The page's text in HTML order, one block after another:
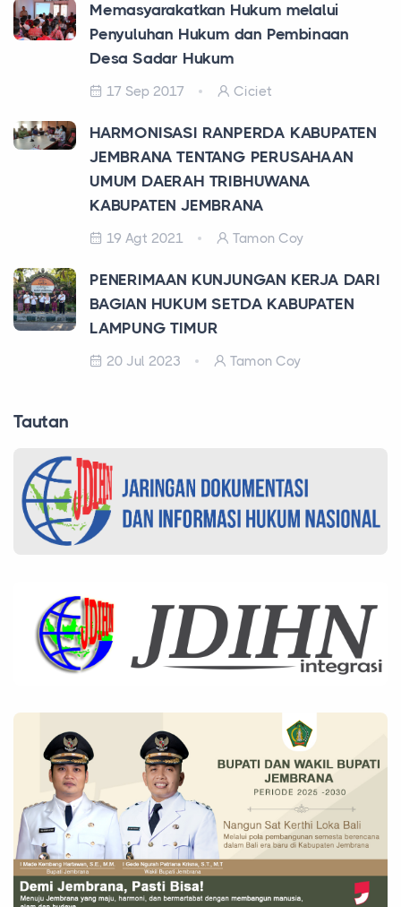
Memasyarakatkan Hukum melalui
Penyuluhan Hukum dan Pembinaan
Desa Sadar Hukum
17 Sep 2017 Ciciet
HARMONISASI RANPERDA KABUPATEN
JEMBRANA TENTANG PERUSAHAAN
UMUM DAERAH TRIBHUWANA
KABUPATEN JEMBRANA
19 Agt 2021 Tamon Coy
PENERIMAAN KUNJUNGAN KERJA DARI
BAGIAN HUKUM SETDA KABUPATEN
LAMPUNG TIMUR
20 Jul 2023 Tamon Coy
Tautan